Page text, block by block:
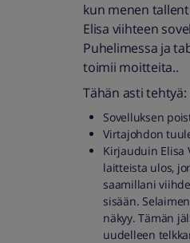
kun menen
Elisa viihteen
Puhelimessa ja
toimii moitteita..
Tähän asti tehtyä:
Sovelluksen
Virtajohdon
Kirjauduin Elisa
laitteista ulos,
saamillani
sisään.
näkyy. Tämän
uudelleen